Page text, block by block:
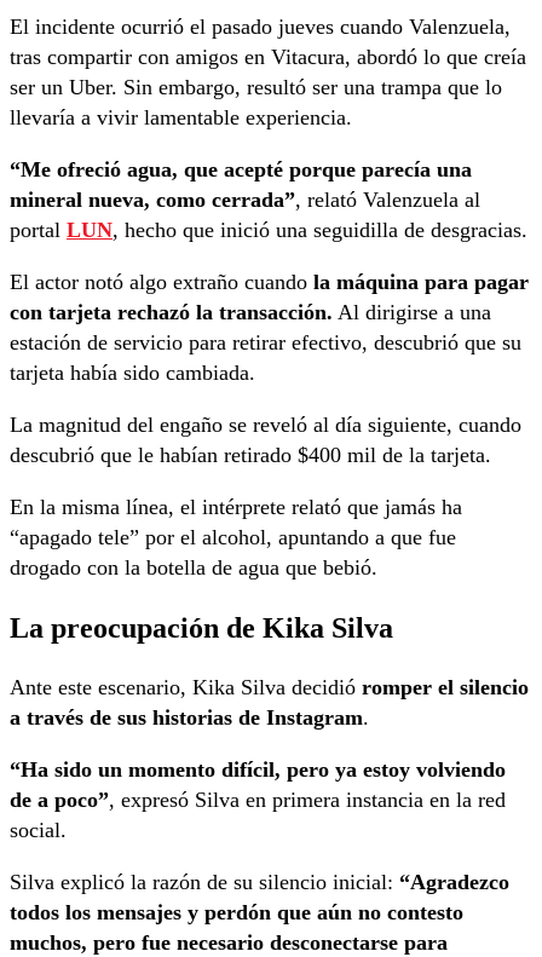
El incidente ocurrió el pasado jueves cuando Valenzuela,
tras compartir con amigos en Vitacura, abordó lo que creía
ser un Uber. Sin embargo, resultó ser una trampa que lo
llevaría a vivir lamentable experiencia.
“Me ofreció agua, que acepté porque parecía una
mineral nueva, como cerrada”, relató Valenzuela al
portal LUN, hecho que inició una seguidilla de desgracias.
El actor notó algo extraño cuando la máquina para pagar
con tarjeta rechazó la transacción. Al dirigirse a una
estación de servicio para retirar efectivo, descubrió que su
tarjeta había sido cambiada.
La magnitud del engaño se reveló al día siguiente, cuando
descubrió que le habían retirado $400 mil de la tarjeta.
En la misma línea, el intérprete relató que jamás ha
“apagado tele” por el alcohol, apuntando a que fue
drogado con la botella de agua que bebió.
La preocupación de Kika Silva
Ante este escenario, Kika Silva decidió romper el silencio
a través de sus historias de Instagram.
“Ha sido un momento difícil, pero ya estoy volviendo
de a poco”, expresó Silva en primera instancia en la red
social.
Silva explicó la razón de su silencio inicial: “Agradezco
todos los mensajes y perdón que aún no contesto
muchos, pero fue necesario desconectarse para